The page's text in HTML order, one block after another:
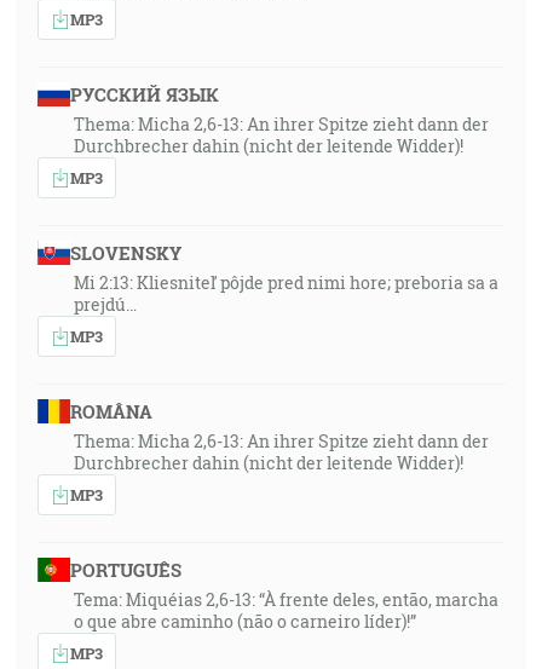
MP3
РУССКИЙ ЯЗЫК
Thema: Micha 2,6-13: An ihrer Spitze zieht dann der
Durchbrecher dahin (nicht der leitende Widder)!
MP3
SLOVENSKY
Mi 2:13: Kliesniteľ pôjde pred nimi hore; preboria sa a
prejdú…
MP3
ROMÂNA
Thema: Micha 2,6-13: An ihrer Spitze zieht dann der
Durchbrecher dahin (nicht der leitende Widder)!
MP3
PORTUGUÊS
Tema: Miquéias 2,6-13: “À frente deles, então, marcha
o que abre caminho (não o carneiro líder)!”
MP3